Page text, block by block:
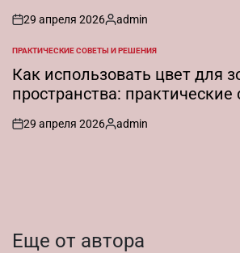
on
29 апреля 2026
Запись
admin
ОПУБЛИКОВАНО
В
ПРАКТИЧЕСКИЕ СОВЕТЫ И РЕШЕНИЯ
Как использовать цвет для
пространства: практические
on
29 апреля 2026
Запись
admin
Еще от автора